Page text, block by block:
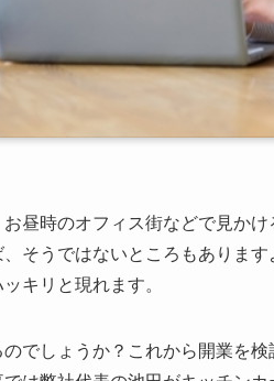
昼時のオフィス街などで見か
そうではないところもありま
キリと現れます。
でしょうか？これから開業を